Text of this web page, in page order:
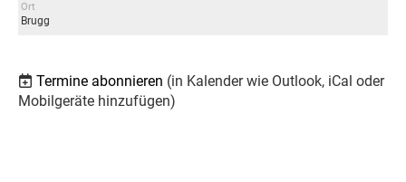
Ort
Brugg
Termine abonnieren (in Kalender wie Outlook, iCal oder
Mobilgeräte hinzufügen)